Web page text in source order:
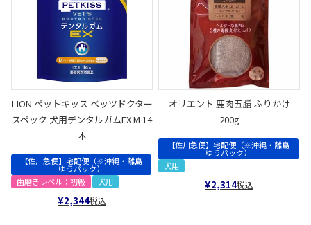
LION ペットキッス ベッツドクター
スペック 犬用デンタルガムEX M 14
本
【佐川急便】宅配便（※沖縄・離島
ゆうパック）
歯磨きレベル：初級
犬用
¥2,344税込
オリエント 鹿肉五膳 ふりかけ
200g
【佐川急便】宅配便（※沖縄・離島
ゆうパック）
犬用
¥2,314税込